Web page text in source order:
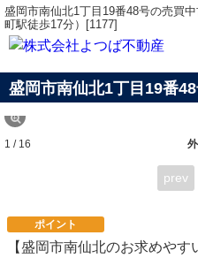
盛岡市南仙北1丁目19番48号の売買
町駅徒歩17分）[1177]
盛岡市南仙北1丁目19番
1 / 16
prev
ポイント
【盛岡市南仙北のお求めや